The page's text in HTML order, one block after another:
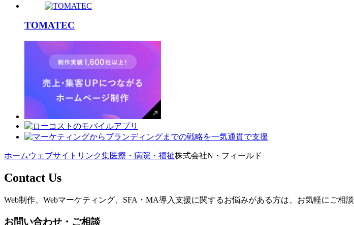
TOMATEC
ホーム ウェブサイトリンク集医療・病院・福祉株式会社N・フィールド
Contact Us
Web制作、Webマーケティング、SFA・MA導入支援に関するお悩みがある方は、お気軽にご相談
お問い合わせ・ご相談